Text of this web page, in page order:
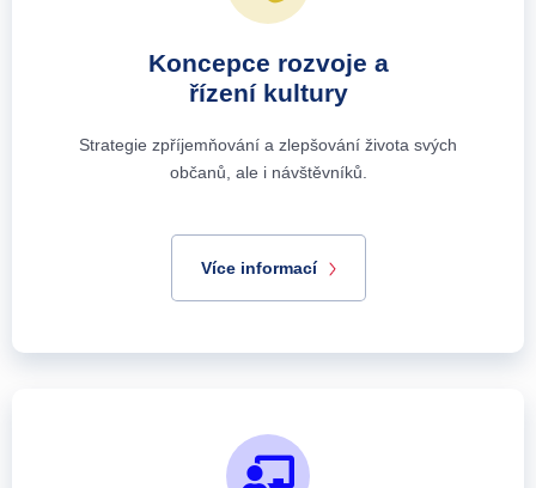
Koncepce rozvoje a
řízení kultury
Strategie zpříjemňování a zlepšování života svých
občanů, ale i návštěvníků.
Více informací